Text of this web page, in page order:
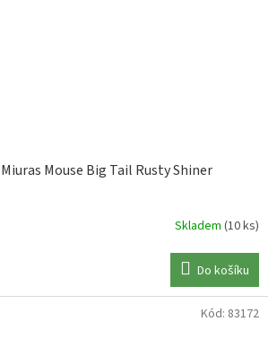
Miuras Mouse Big Tail Rusty Shiner
Skladem (10 ks)
Do košíku
Kód: 83172